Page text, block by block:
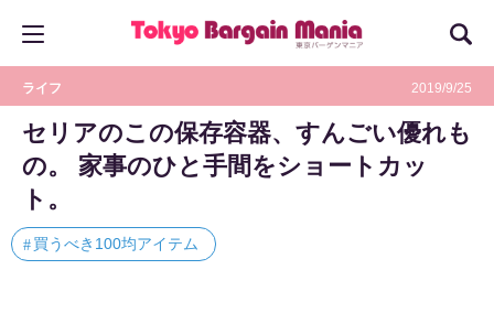
ライフ 2019/9/25
セリアのこの保存容器、すんごい優れも
の。 家事のひと手間をショートカッ
ト。
買うべき100均アイテム